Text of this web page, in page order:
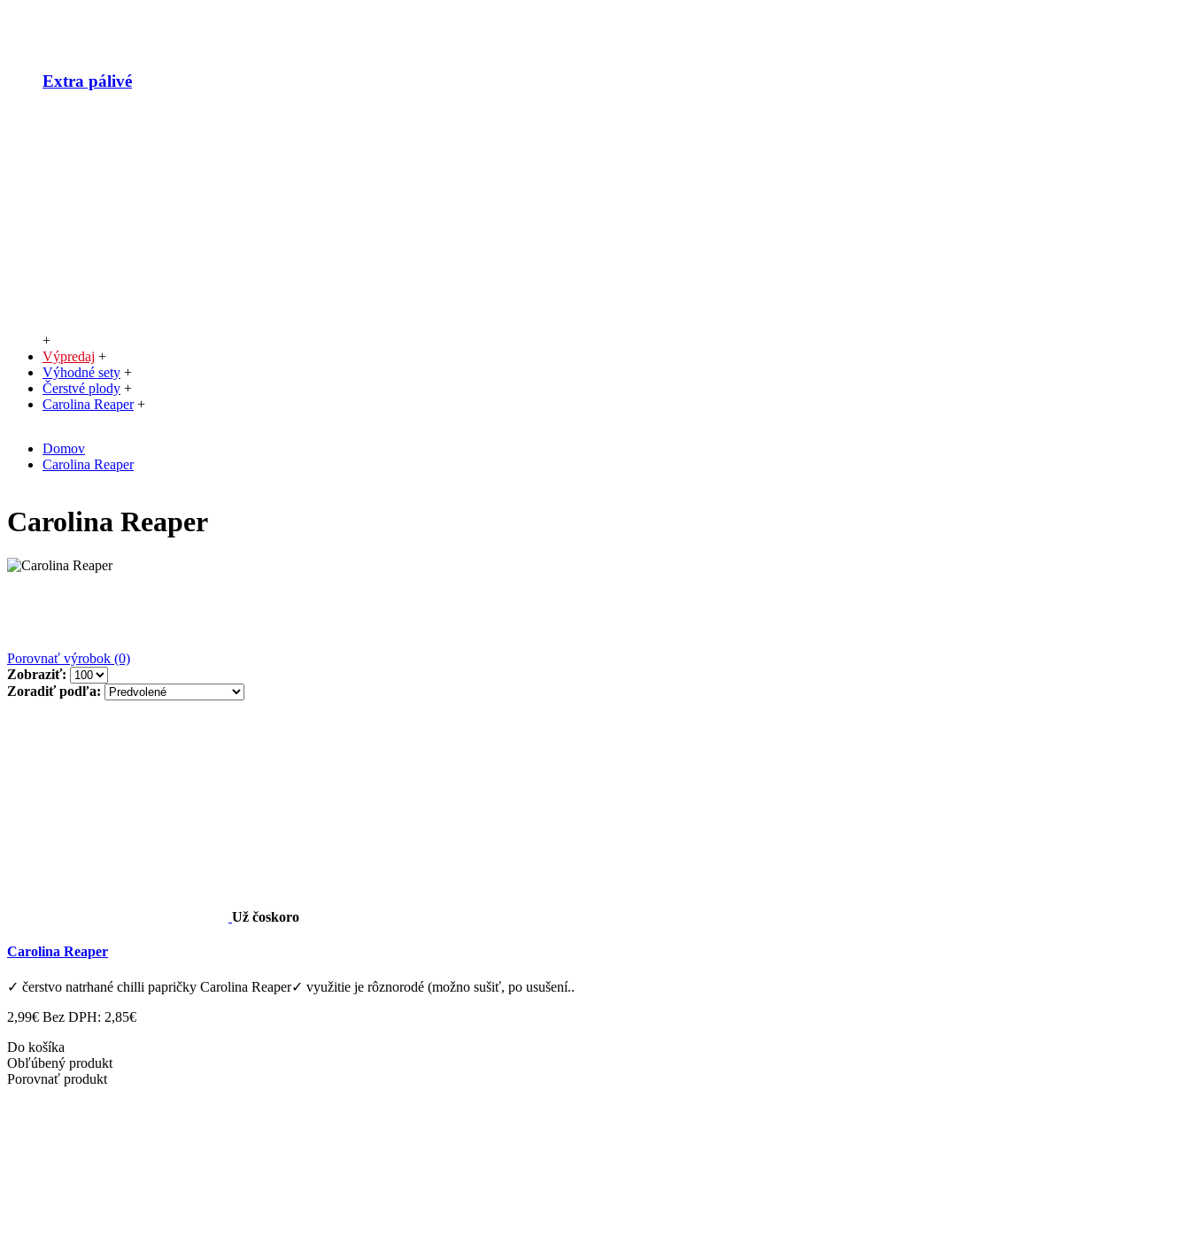
Extra pálivé
+
Výpredaj +
Výhodné sety +
Čerstvé plody +
Carolina Reaper +
Domov
Carolina Reaper
Carolina Reaper
Porovnať výrobok (0)
Zobraziť:
Zoradiť podľa:
Už čoskoro
Carolina Reaper
✓ čerstvo natrhané chilli papričky Carolina Reaper✓ využitie je rôznorodé (možno sušiť, po usušení..
2,99€ Bez DPH: 2,85€
Do košíka
Obľúbený produkt
Porovnať produkt